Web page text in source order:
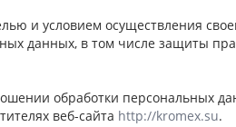
и условием осуществления
данных, в том числе защиты
обработки персональных
веб-сайта http://kromex.su.